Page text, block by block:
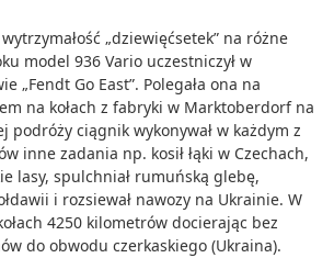
„dziewięćsetek” na różne
model 936 Vario uczestniczył w
„Fendt Go East”. Polegała ona na
na kołach z fabryki w Marktoberdorf na
podróży ciągnik wykonywał w każdym z
inne zadania np. kosił łąki w Czechach,
lasy, spulchniał rumuńską glebę,
i rozsiewał nawozy na Ukrainie. W
4250 kilometrów docierając bez
do obwodu czerkaskiego (Ukraina).